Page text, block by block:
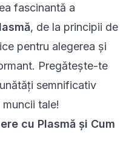
fascinantă a
, de la principii de
pentru alegerea și
Pregătește-te
semnificativ
tale!
cu Plasmă și Cum